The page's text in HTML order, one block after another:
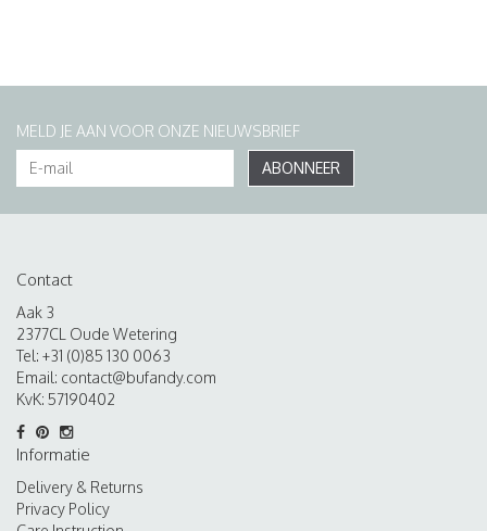
MELD JE AAN VOOR ONZE NIEUWSBRIEF
ABONNEER
Contact
Aak 3
2377CL Oude Wetering
Tel: +31 (0)85 130 0063
Email: contact@bufandy.com
KvK: 57190402
Informatie
Delivery & Returns
Privacy Policy